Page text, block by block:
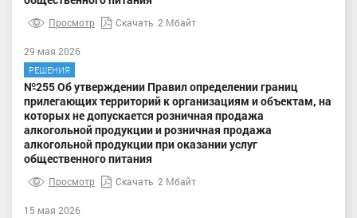
Просмотр Скачать 2 Мбайт
29 мая 2026
РЕШЕНИЯ
№255 Об утверждении Правил определении границ
прилегающих территорий к организациям и объектам, на
которых не допускается розничная продажа
алкогольной продукции и розничная продажа
алкогольной продукции при оказании услуг
общественного питания
Просмотр Скачать 2 Мбайт
15 мая 2026